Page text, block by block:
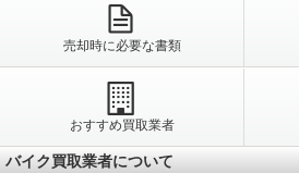
売却時に必要な書類
おすすめ買取業者
バイク買取業者について